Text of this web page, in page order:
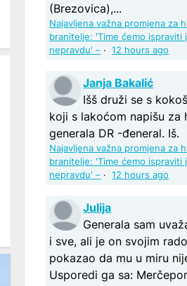
(Brezovica),...
Najavljena važna promjena za
branitelje: 'Time ćemo ispraviti
nepravdu' – ·12 hours ago
Janja Bakalić
Išš druži se s
koji s lakoćom napišu za
generala DR -đeneral. Iš.
Najavljena važna promjena za
branitelje: 'Time ćemo ispraviti
nepravdu' – ·12 hours ago
Julija
Generala sam
i sve, ali je on svojim
pokazao da mu u miru
Usporedi ga sa: